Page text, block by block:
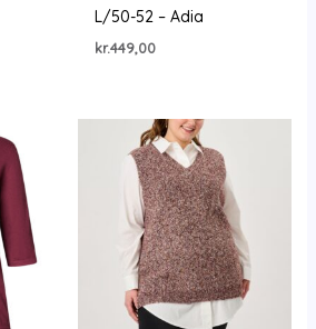
L/50-52 – Adia
kr.449,00